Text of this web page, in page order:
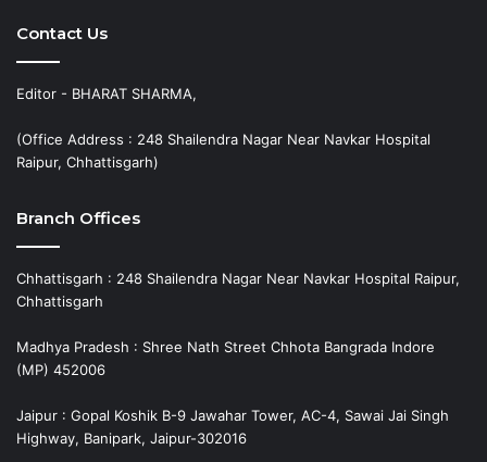
Contact Us
Editor - BHARAT SHARMA,
(Office Address : 248 Shailendra Nagar Near Navkar Hospital
Raipur, Chhattisgarh)
Branch Offices
Chhattisgarh : 248 Shailendra Nagar Near Navkar Hospital Raipur,
Chhattisgarh
Madhya Pradesh : Shree Nath Street Chhota Bangrada Indore
(MP) 452006
Jaipur : Gopal Koshik B-9 Jawahar Tower, AC-4, Sawai Jai Singh
Highway, Banipark, Jaipur-302016